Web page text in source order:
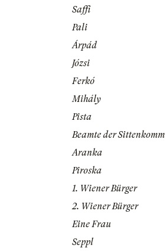
Saffi
Pali
Árpád
Józsi
Ferkó
Mihály
Pista
Beamte der
Aranka
Piroska
1. Wiener Bürger
2. Wiener Bürger
Eine Frau
Seppl